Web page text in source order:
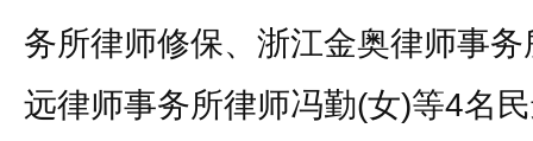
务所律师修保、浙江金奥律师事
远律师事务所律师冯勤(女)等4名